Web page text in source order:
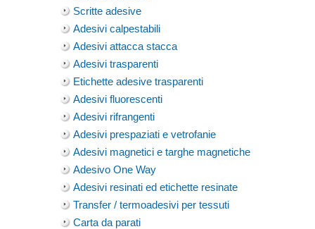
Scritte adesive
Adesivi calpestabili
Adesivi attacca stacca
Adesivi trasparenti
Etichette adesive trasparenti
Adesivi fluorescenti
Adesivi rifrangenti
Adesivi prespaziati e vetrofanie
Adesivi magnetici e targhe magnetiche
Adesivo One Way
Adesivi resinati ed etichette resinate
Transfer / termoadesivi per tessuti
Carta da parati